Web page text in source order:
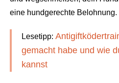
eine hundgerechte Belohnung.
Lesetipp:
gemacht habe und wie
kannst